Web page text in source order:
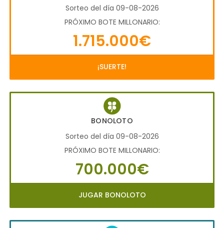
Sorteo del día 09-08-2026
PRÓXIMO BOTE MILLONARIO:
1.715.000€
¡SUERTE!
BONOLOTO
Sorteo del día 09-08-2026
PRÓXIMO BOTE MILLONARIO:
700.000€
JUGAR BONOLOTO